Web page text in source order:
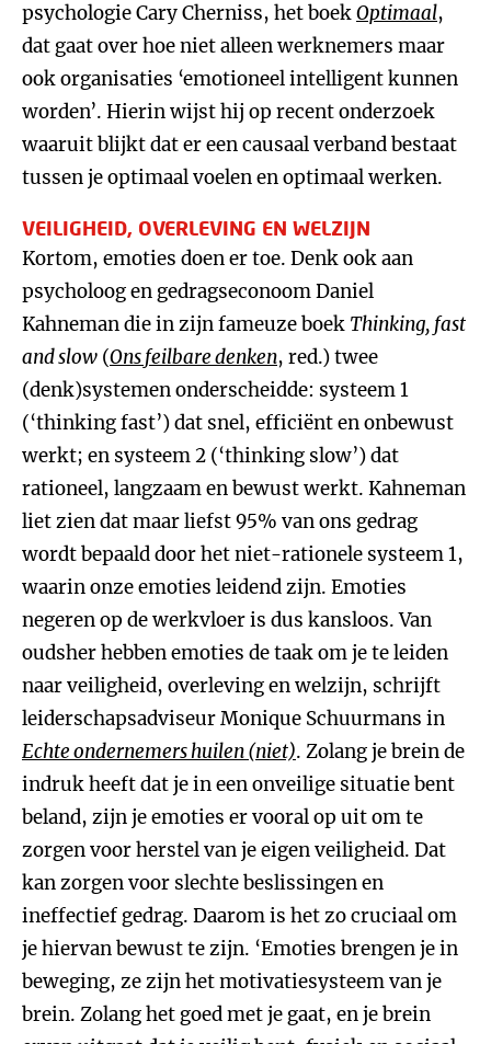
psychologie Cary Cherniss, het boekOptimaal,
dat gaat over hoe niet alleen werknemers maar
ook organisaties ‘emotioneel intelligent kunnen
worden’. Hierin wijst hij op recent onderzoek
waaruit blijkt dat er een causaal verband bestaat
tussen je optimaal voelen en optimaal werken.
VEILIGHEID, OVERLEVING EN WELZIJN
Kortom, emoties doen er toe. Denk ook aan
psycholoog en gedragseconoom Daniel
Kahneman die in zijn fameuze boek Thinking, fast
and slow (Ons feilbare denken, red.) twee
(denk)systemen onderscheidde: systeem 1
(‘thinking fast’) dat snel, efficiënt en onbewust
werkt; en systeem 2 (‘thinking slow’) dat
rationeel, langzaam en bewust werkt. Kahneman
liet zien dat maar liefst 95% van ons gedrag
wordt bepaald door het niet-rationele systeem 1,
waarin onze emoties leidend zijn. Emoties
negeren op de werkvloer is dus kansloos. Van
oudsher hebben emoties de taak om je te leiden
naar veiligheid, overleving en welzijn, schrijft
leiderschapsadviseur Monique Schuurmans in
Echte ondernemers huilen (niet). Zolang je brein de
indruk heeft dat je in een onveilige situatie bent
beland, zijn je emoties er vooral op uit om te
zorgen voor herstel van je eigen veiligheid. Dat
kan zorgen voor slechte beslissingen en
ineffectief gedrag. Daarom is het zo cruciaal om
je hiervan bewust te zijn. ‘Emoties brengen je in
beweging, ze zijn het motivatiesysteem van je
brein. Zolang het goed met je gaat, en je brein